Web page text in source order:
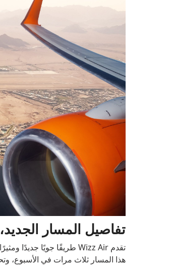
تفاصيل المسار الجديد، بدءًا
تقدم Wizz Air طريقًا جويًا جديدًا ومثيرًا سيربط
هذا المسار ثلاث مرات في الأسبوع،